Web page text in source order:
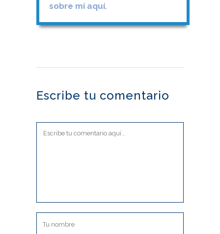
sobre mí aquí.
Escribe tu comentario